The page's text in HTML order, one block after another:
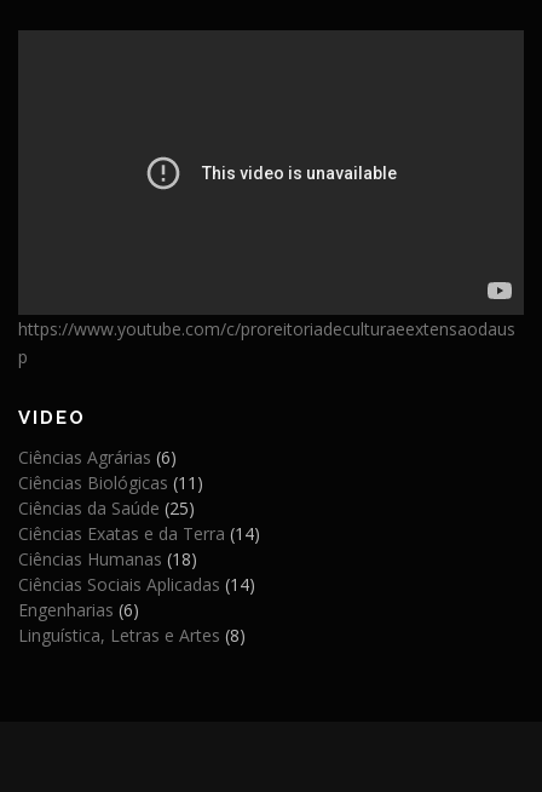
https://www.youtube.com/c/proreitoriadeculturaeextensaodaus
p
VIDEO
Ciências Agrárias (6)
Ciências Biológicas (11)
Ciências da Saúde (25)
Ciências Exatas e da Terra (14)
Ciências Humanas (18)
Ciências Sociais Aplicadas (14)
Engenharias (6)
Linguística, Letras e Artes (8)